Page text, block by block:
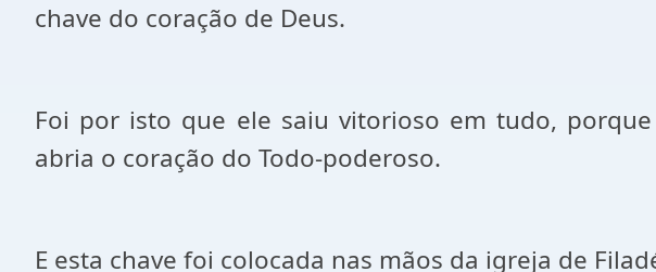
chave do coração de Deus.
Foi por isto que ele saiu vitorioso em tudo,
abria o coração do Todo-poderoso.
E esta chave foi colocada nas mãos da igreja de